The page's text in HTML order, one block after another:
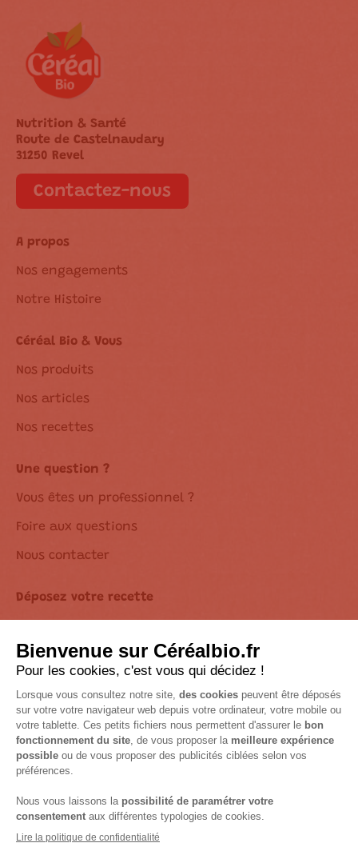
Nutrition & Santé
Route de Castelnaudary
31250 Revel
Contactez-nous
A propos
Nos engagements
Notre Histoire
Céréal Bio & Vous
Nos produits
Nos articles
Nos recettes
Une question ?
Vous êtes un professionnel ?
Foire aux questions
Nous contacter
Déposez votre recette
Suivez-nous sur les réseaux !
Mentions Légales